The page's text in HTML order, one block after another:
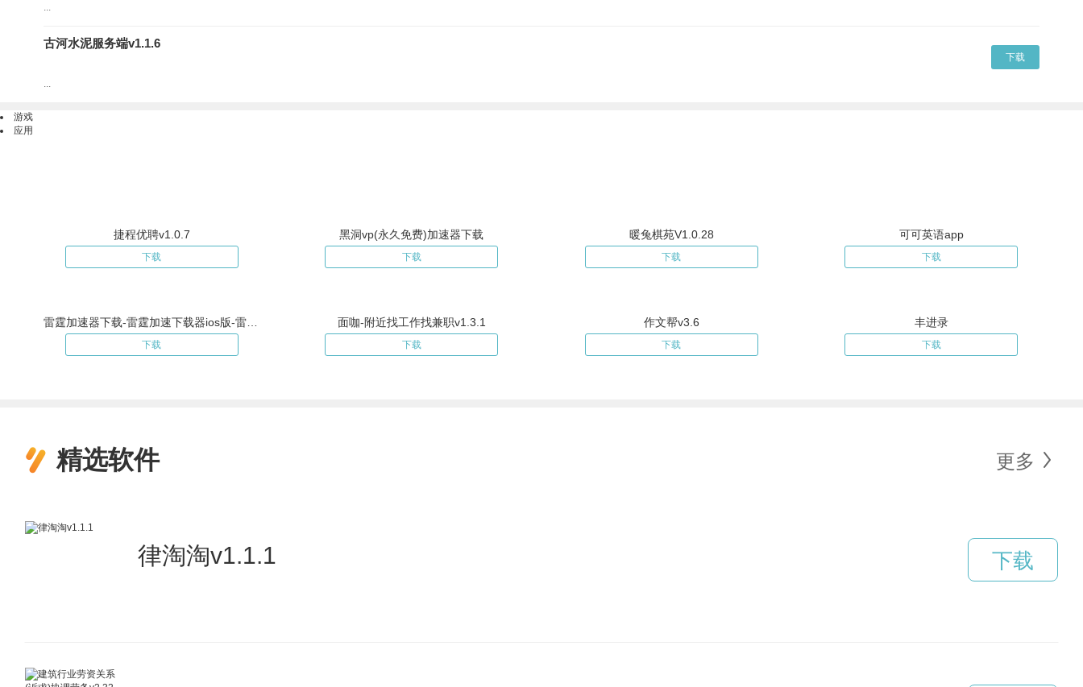
...
古河水泥服务端v1.1.6
...
下载
游戏
应用
捷程优聘v1.0.7
下载
黑洞vp(永久免费)加速器下载
下载
暖兔棋苑V1.0.28
下载
可可英语app
下载
雷霆加速器下载-雷霆加速下载器ios版-雷霆加速器安卓
下载
面咖-附近找工作找兼职v1.3.1
下载
作文帮v3.6
下载
丰进录
下载
精选软件 更多
律淘淘v1.1.1 下载